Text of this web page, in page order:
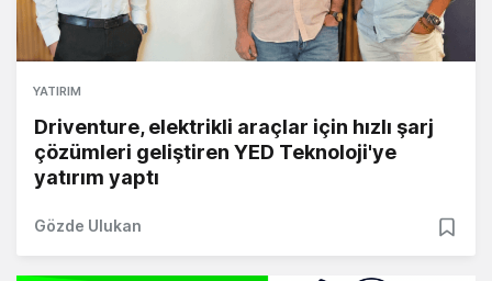
YATIRIM
Driventure, elektrikli araçlar için hızlı şarj
çözümleri geliştiren YED Teknoloji'ye
yatırım yaptı
Gözde Ulukan